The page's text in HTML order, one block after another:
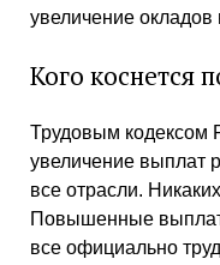
увеличение
Кого коснется
Трудовым кодексом
увеличение выплат
все отрасли.
Повышенные
все официально